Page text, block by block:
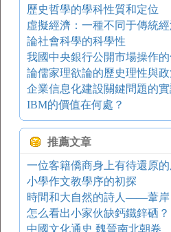
歷史哲學的學科性質和定位
虛擬經濟：一種不同于傳統
論社會科學的科學性
我國中央銀行公開市場操作
論儒家理欲論的歷史理性與政
企業信息化建設關鍵問題的
IBM的價值在何處？
推薦文章
小學作文教學序的初探
時間和大自然的詩人——葦岸
怎么看出小家伙缺鈣鐵鋅硒？
中國文化通史 魏晉南北朝卷